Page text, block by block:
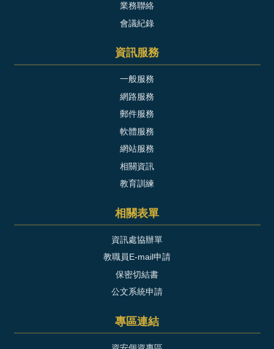
業務聯絡
會議紀錄
資訊服務
一般服務
網路服務
郵件服務
軟體服務
網站服務
相關資訊
教育訓練
相關表單
資訊處協辦單
教職員E-mail申請
保密切結書
公文系統申請
專區連結